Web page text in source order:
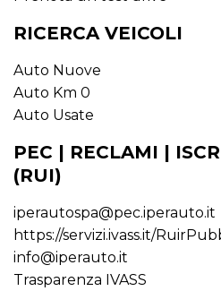
RICERCA VEICOLI
Auto Nuove
Auto Km 0
Auto Usate
PEC | RECLAMI |
(RUI)
iperautospa@pec.iperauto.it
https://servizi.ivass.it/
info@iperauto.it
Trasparenza IVASS